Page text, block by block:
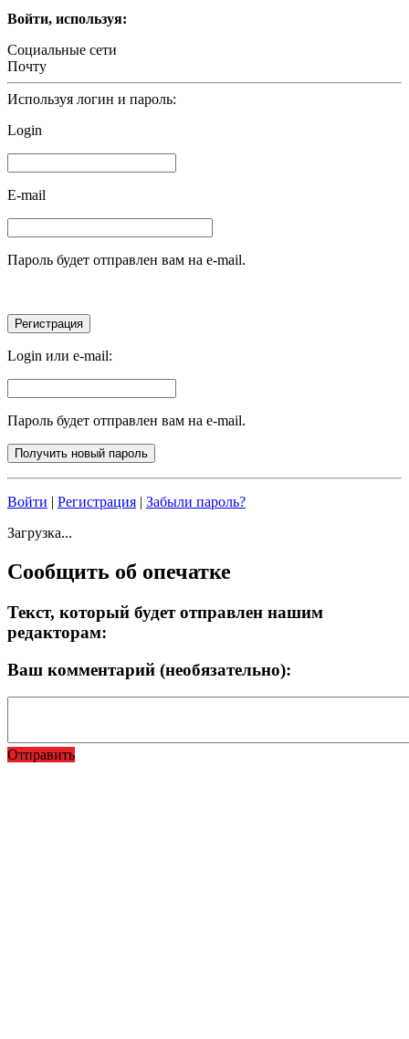
Войти, используя:
Социальные сети
Почту
Используя логин и пароль:
Login
E-mail
Пароль будет отправлен вам на e-mail.
Login или e-mail:
Пароль будет отправлен вам на e-mail.
Войти | Регистрация | Забыли пароль?
Загрузка...
Сообщить об опечатке
Текст, который будет отправлен нашим
редакторам:
Ваш комментарий (необязательно):
Отправить